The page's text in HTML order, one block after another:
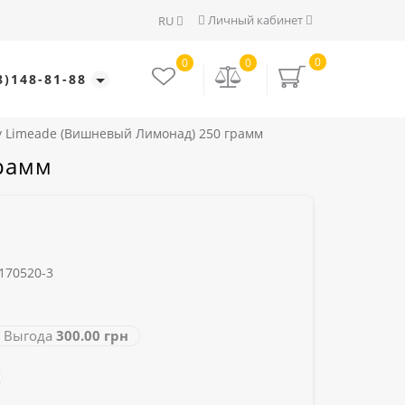
Личный кабинет
RU
81-88
0
0
0
Limeade (Вишневый Лимонад) 250 грамм
3
300.00 грн